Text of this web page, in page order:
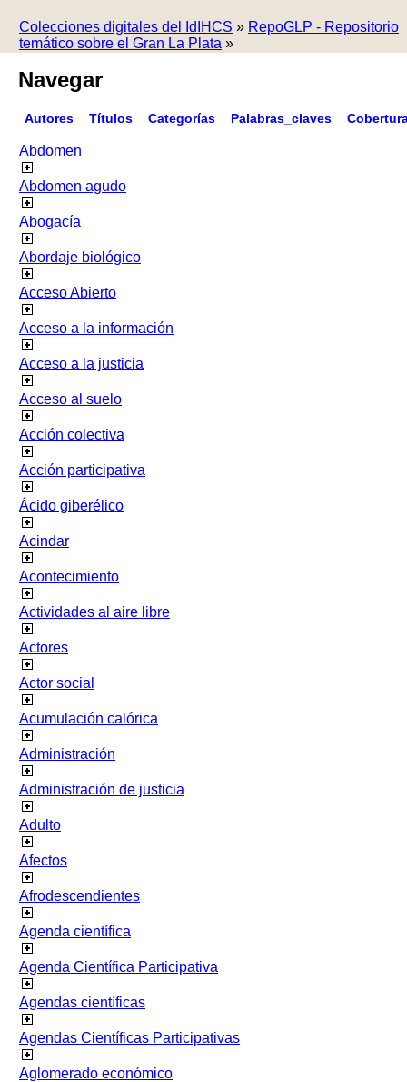
Colecciones digitales del IdIHCS » RepoGLP - Repositorio
temático sobre el Gran La Plata »
Navegar
Autores Títulos Categorías Palabras_claves
Abdomen
Abdomen agudo
Abogacía
Abordaje biológico
Acceso Abierto
Acceso a la información
Acceso a la justicia
Acceso al suelo
Acción colectiva
Acción participativa
Ácido giberélico
Acindar
Acontecimiento
Actividades al aire libre
Actores
Actor social
Acumulación calórica
Administración
Administración de justicia
Adulto
Afectos
Afrodescendientes
Agenda científica
Agenda Científica Participativa
Agendas científicas
Agendas Científicas Participativas
Aglomerado económico